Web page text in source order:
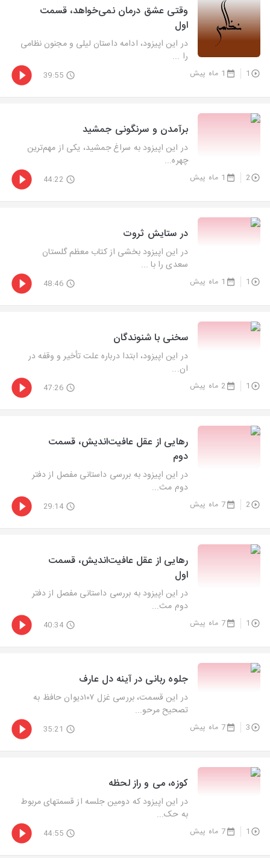
وقتی عشق درمان نمی‌خواهد، قسمت
اول
در این اپیزود، ادامه داستان لیلی و مجنون نظامی
را ...
1 1 ماه پیش 39:55
برآمدن و سرنگونی جمشید
در این اپیزود به سراغ جمشید، یکی از مهم‌ترین
چهره‌...
2 1 ماه پیش 44:22
در ستایش ثروت
در این اپیزود بخشی از کتاب معظم گلستان
سعدی را با ...
1 1 ماه پیش 48:46
سخنی با شنوندگان
در این اپیزود، ابتدا درباره علت تأخیر و وقفه در
ان...
1 2 ماه پیش 47:26
رهایی از عقل عافیت‌اندیش، قسمت
دوم
در این اپیزود به بررسی داستانی مفصل از دفتر
دوم مث...
2 7 ماه پیش 29:14
رهایی از عقل عافیت‌اندیش، قسمت
اول
در این اپیزود به بررسی داستانی مفصل از دفتر
دوم مث...
1 7 ماه پیش 40:34
جلوه ربانی در آینه دل عارف
در این قسمت، بررسی غزل ۱۰۷دیوان حافظ به
تصحیح مرحو...
3 7 ماه پیش 35:21
کوزه، می و راز لحظه
در این اپیزود که دومین جلسه از قسمتهای مربوط
به حک...
1 7 ماه پیش 44:55